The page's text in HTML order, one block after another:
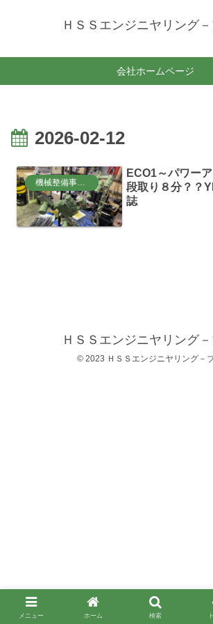
ＨＳＳエンジニヤリング
会社ホームページ
2026-02-12
機械整備事業部
ECO1～パワー
段取り８分？？
誌
ＨＳＳエンジニヤリング
© 2023 ＨＳＳエンジニヤリング－
メニュー ホーム 検索